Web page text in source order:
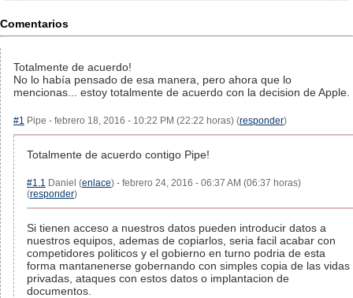
Comentarios
Totalmente de acuerdo!
No lo había pensado de esa manera, pero ahora que lo
mencionas... estoy totalmente de acuerdo con la decision de Apple.
#1 Pipe - febrero 18, 2016 - 10:22 PM (22:22 horas) (responder)
Totalmente de acuerdo contigo Pipe!
#1.1 Daniel (enlace) - febrero 24, 2016 - 06:37 AM (06:37 horas)
(responder)
Si tienen acceso a nuestros datos pueden introducir datos a
nuestros equipos, ademas de copiarlos, seria facil acabar con
competidores politicos y el gobierno en turno podria de esta
forma mantanenerse gobernando con simples copia de las vidas
privadas, ataques con estos datos o implantacion de
documentos.